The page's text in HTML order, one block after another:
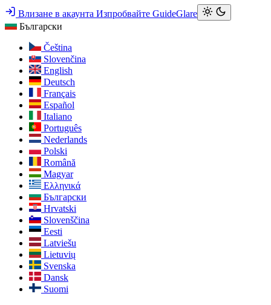
Влизане в акаунта Изпробвайте GuideGlare
Български
Čeština
Slovenčina
English
Deutsch
Français
Español
Italiano
Português
Nederlands
Polski
Română
Magyar
Ελληνικά
Български
Hrvatski
Slovenščina
Eesti
Latviešu
Lietuvių
Svenska
Dansk
Suomi